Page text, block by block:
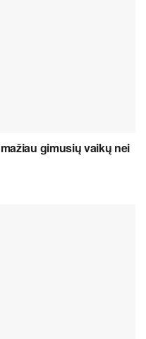
gimusių vaikų nei